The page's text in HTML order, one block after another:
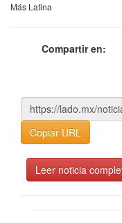
Más Latina
Compartir en:
Copiar URL
Leer noticia